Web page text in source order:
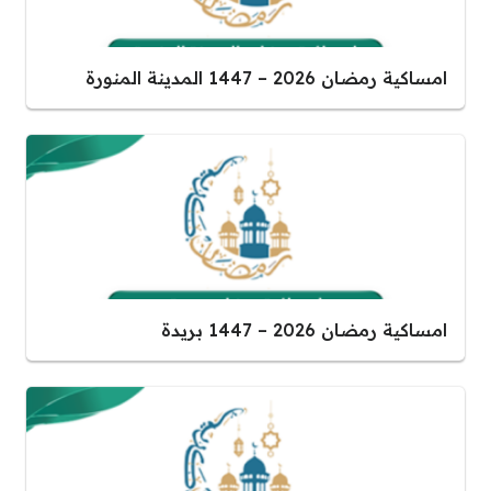
امساكية رمضان 2026 – 1447 المدينة المنورة
امساكية رمضان 2026 – 1447 بريدة